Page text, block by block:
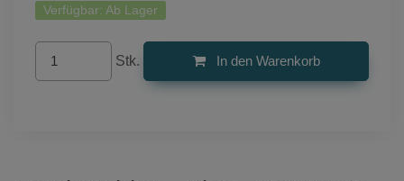
Verfügbar: Ab Lager
Stk. In den Warenkorb